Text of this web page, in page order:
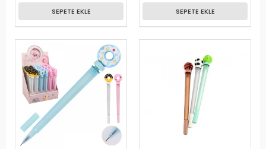
SEPETE EKLE SEPETE EKLE